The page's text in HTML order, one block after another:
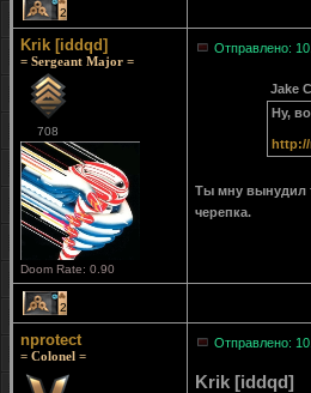
2
Krik [iddqd]
= Sergeant Major =
708
Doom Rate: 0.90
Отправлено:
Jake
Ну,
http://
Ты мну вынудил
черепка.
2
nprotect
= Colonel =
Отправлено:
Krik [iddqd]